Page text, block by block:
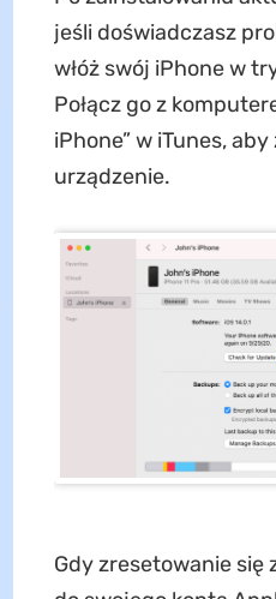
jeśli doświadczasz
włóż swój iPhone w
Połącz go z
iPhone” w iTunes,
urządzenie.
Gdy zresetowanie się